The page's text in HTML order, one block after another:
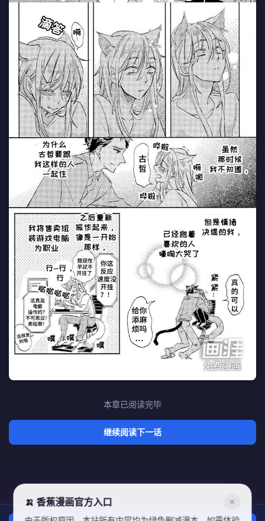
本章已阅读完毕
继续阅读下一话
🍌 香蕉漫画官方入口 ✕